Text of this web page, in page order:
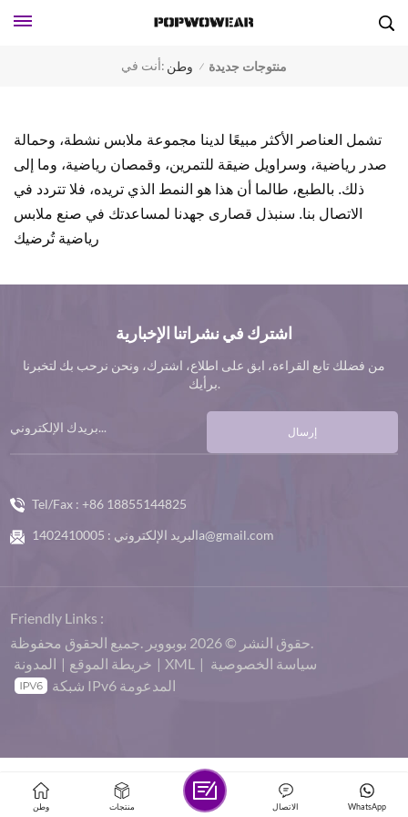
أنت في: وطن / منتوجات جديدة
تشمل العناصر الأكثر مبيعًا لدينا مجموعة ملابس نشطة، وحمالة
صدر رياضية، وسراويل ضيقة للتمرين، وقمصان رياضية، وما إلى
ذلك. بالطبع، طالما أن هذا هو النمط الذي تريده، فلا تتردد في
الاتصال بنا. سنبذل قصارى جهدنا لمساعدتك في صنع ملابس
رياضية تُرضيك
اشترك في نشراتنا الإخبارية
من فضلك تابع القراءة، ابق على اطلاع، اشترك، ونحن نرحب بك لتخبرنا
برأيك.
إرسال
Tel/Fax : +86 18855144825
البريد الإلكتروني :1402410005a@gmail.com
Friendly Links :
حقوق النشر © 2026 بوبووير .جميع الحقوق محفوظة.
المدونة | خريطة الموقع | XML | سياسة الخصوصية
شبكة IPv6 المدعومة
وطن منتجات WhatsApp الاتصال